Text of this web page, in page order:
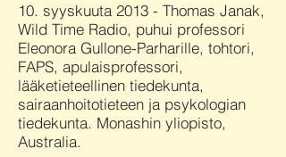
10. syyskuuta 2013 - Thomas Janak,
Wild Time Radio, puhui professori
Eleonora Gullone-Parharille, tohtori,
FAPS, apulaisprofessori,
lääketieteellinen tiedekunta,
sairaanhoitotieteen ja psykologian
tiedekunta. Monashin yliopisto,
Australia.